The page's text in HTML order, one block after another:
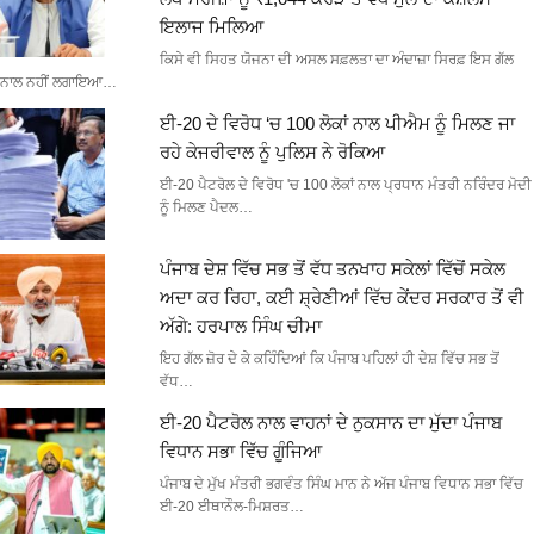
ਇਲਾਜ ਮਿਲਿਆ
ਕਿਸੇ ਵੀ ਸਿਹਤ ਯੋਜਨਾ ਦੀ ਅਸਲ ਸਫ਼ਲਤਾ ਦਾ ਅੰਦਾਜ਼ਾ ਸਿਰਫ਼ ਇਸ ਗੱਲ
ਨਾਲ ਨਹੀਂ ਲਗਾਇਆ…
ਈ-20 ਦੇ ਵਿਰੋਧ ‘ਚ 100 ਲੋਕਾਂ ਨਾਲ ਪੀਐਮ ਨੂੰ ਮਿਲਣ ਜਾ
ਰਹੇ ਕੇਜਰੀਵਾਲ ਨੂੰ ਪੁਲਿਸ ਨੇ ਰੋਕਿਆ
ਈ-20 ਪੈਟਰੋਲ ਦੇ ਵਿਰੋਧ 'ਚ 100 ਲੋਕਾਂ ਨਾਲ ਪ੍ਰਧਾਨ ਮੰਤਰੀ ਨਰਿੰਦਰ ਮੋਦੀ
ਨੂੰ ਮਿਲਣ ਪੈਦਲ…
ਪੰਜਾਬ ਦੇਸ਼ ਵਿੱਚ ਸਭ ਤੋਂ ਵੱਧ ਤਨਖਾਹ ਸਕੇਲਾਂ ਵਿੱਚੋਂ ਸਕੇਲ
ਅਦਾ ਕਰ ਰਿਹਾ, ਕਈ ਸ਼੍ਰੇਣੀਆਂ ਵਿੱਚ ਕੇਂਦਰ ਸਰਕਾਰ ਤੋਂ ਵੀ
ਅੱਗੇ: ਹਰਪਾਲ ਸਿੰਘ ਚੀਮਾ
ਇਹ ਗੱਲ ਜ਼ੋਰ ਦੇ ਕੇ ਕਹਿੰਦਿਆਂ ਕਿ ਪੰਜਾਬ ਪਹਿਲਾਂ ਹੀ ਦੇਸ਼ ਵਿੱਚ ਸਭ ਤੋਂ
ਵੱਧ…
ਈ-20 ਪੈਟਰੋਲ ਨਾਲ ਵਾਹਨਾਂ ਦੇ ਨੁਕਸਾਨ ਦਾ ਮੁੱਦਾ ਪੰਜਾਬ
ਵਿਧਾਨ ਸਭਾ ਵਿੱਚ ਗੂੰਜਿਆ
ਪੰਜਾਬ ਦੇ ਮੁੱਖ ਮੰਤਰੀ ਭਗਵੰਤ ਸਿੰਘ ਮਾਨ ਨੇ ਅੱਜ ਪੰਜਾਬ ਵਿਧਾਨ ਸਭਾ ਵਿੱਚ
ਈ-20 ਈਥਾਨੌਲ-ਮਿਸ਼ਰਤ…